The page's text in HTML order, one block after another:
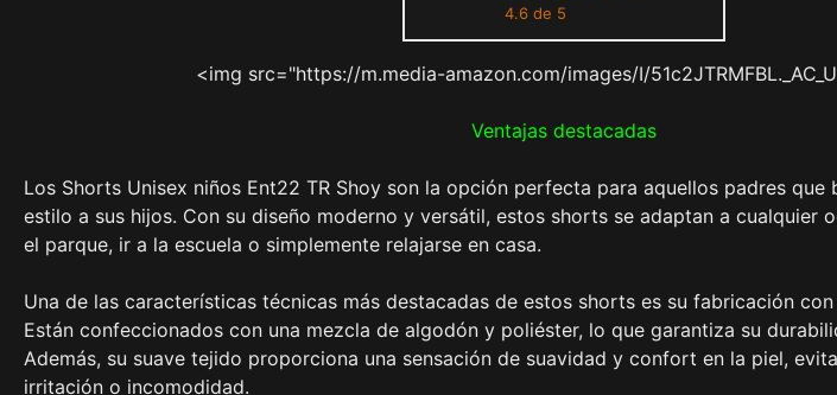
4.6 de 5
<img src="https://m.media-amazon.com/images/I/
Ventajas destacadas
Los Shorts Unisex niños Ent22 TR Shoy son la opción perfecta para aquellos padres
estilo a sus hijos. Con su diseño moderno y versátil, estos shorts se adaptan a cualquier
el parque, ir a la escuela o simplemente relajarse en casa.
Una de las características técnicas más destacadas de estos shorts es su fabricación
Están confeccionados con una mezcla de algodón y poliéster, lo que garantiza su
Además, su suave tejido proporciona una sensación de suavidad y confort en la piel,
irritación o incomodidad.